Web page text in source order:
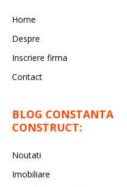
Home
Despre
Inscriere firma
Contact
BLOG CONSTANTA
CONSTRUCT:
Noutati
Imobiliare